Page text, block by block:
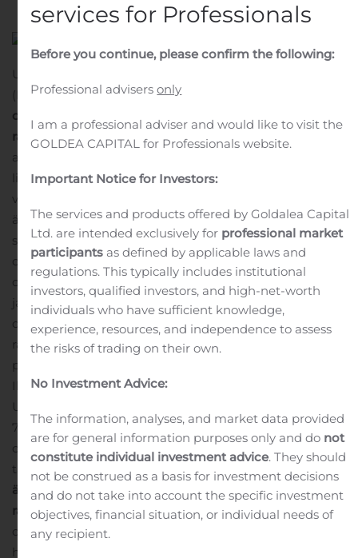
UPM-Kymmene Oyj Pörssitiedote
(Liputusilmoitus) 13.11.2019 klo 17:00 EET
osakeomistus UPM:stä noussut yli 5 prosentin
rajan UPM-Kymmene Oyj on 13.11.2019 vastaanottanut
arvopaperimarkkinalain 9 luvun 5 pykälän mukaisen
liputusilmoituksen, jonka mukaan BlackRock, Inc:n
välillinen yhteenlaskettu omistus UPM:n osakkeista ja
äänistä on 12.11.2019 noussut yli 5 prosentin rajan.UPM:n
saaman tiedon mukaan BlackRock, Inc:n välillinen
osakeomistus UPM:stä on noussut 26 786 176
osakkeeseen, mikä vastaa 5,01 prosenttia UPM:n osake-
ja äänimäärästä. BlackRock, Inc:n ja sen rahastojen
omistamien UPM:n osakkeiden tai niihin liittyvien
rahoitusvälineiden kokonaismäärä 12.11.2019 oli 5,11
prosenttia UPM:n kaikista osakkeista ja äänistä.
Ilmoituksen prosenttiosuuksien laskennassa on käytetty
UPM:n rekisteröityä kokonaisosake- ja äänimäärää 533
735 699.BlackRock, Inc:n ja sen rahastojen osuus:Tiedot
omistus- ja ääniosuudesta liputusrajan saavuttamisen
tai rikkoutumisen jälkeen:
A: Osakkeet ja
äänioikeudet B: AML:n
9 luvun 6 a §:ssä tarkoitetut
rahoitusvälineet:Koko määräysvaltaketju, jonka kautta
osakkeita, äänioikeuksia tai rahoitusvälineitä
hallitaan:
services for Professionals
Before you continue, please confirm the following:
Professional advisersonly
I am a professional adviser and would like to visit the
GOLDEA CAPITAL for Professionals website.
Important Notice for Investors:
The services and products offered by Goldalea Capital
Ltd. are intended exclusively for professional market
participants as defined by applicable laws and
regulations. This typically includes institutional
investors, qualified investors, and high-net-worth
individuals who have sufficient knowledge,
experience, resources, and independence to assess
the risks of trading on their own.
No Investment Advice:
The information, analyses, and market data provided
are for general information purposes only and do not
constitute individual investment advice. They should
not be construed as a basis for investment decisions
and do not take into account the specific investment
objectives, financial situation, or individual needs of
any recipient.